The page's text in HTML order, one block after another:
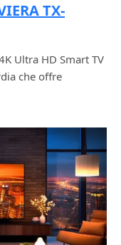
TX-
Ultra HD Smart TV
che offre